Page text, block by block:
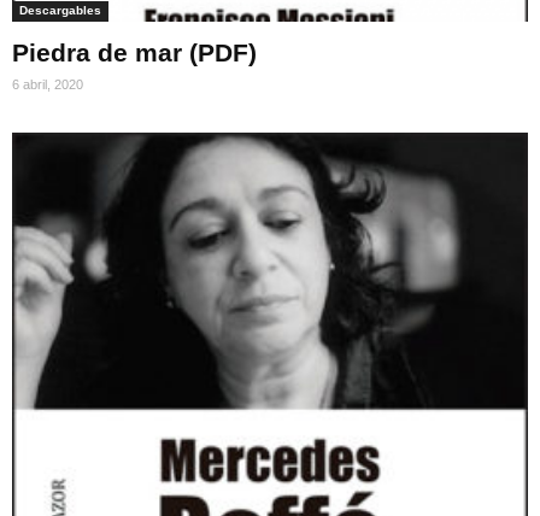
Descargables
Piedra de mar (PDF)
6 abril, 2020